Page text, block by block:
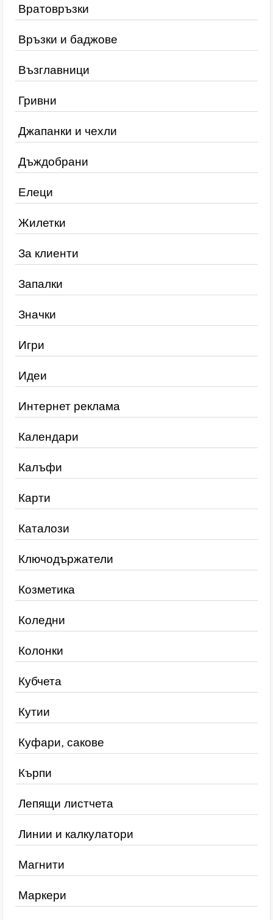
Вратовръзки
Връзки и баджове
Възглавници
Гривни
Джапанки и чехли
Дъждобрани
Елеци
Жилетки
За клиенти
Запалки
Значки
Игри
Идеи
Интернет реклама
Календари
Калъфи
Карти
Каталози
Ключодържатели
Козметика
Коледни
Колонки
Кубчета
Кутии
Куфари, сакове
Кърпи
Лепящи листчета
Линии и калкулатори
Магнити
Маркери